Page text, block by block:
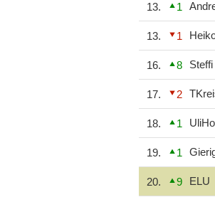
13. 1
13. 1
16. 8 Steffi
17. 2
18. 1
19. 1
20. 9 ELU